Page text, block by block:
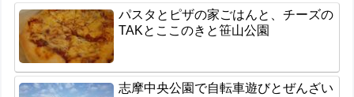
パスタとピザの家ごはんと、チーズの
TAKとここのきと笹山公園
志摩中央公園で自転車遊びとぜんざい